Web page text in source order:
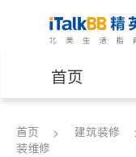
首页
医生
首页 建筑装修
装维修